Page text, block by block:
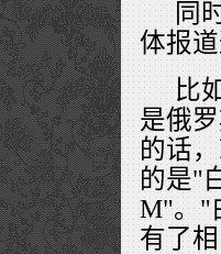
同
体报
比
是俄
的话
的是"
M"。"
有了